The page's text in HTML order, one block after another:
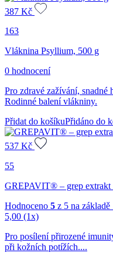
387 Kč
163
Vláknina Psyllium, 500 g
0 hodnocení
Pro zdravé zažívání,
Rodinné balení vlákniny.
Přidat do košíkuPřidáno do
537 Kč
55
GREPAVIT® – grep extrakt
Hodnoceno 5 z 5 na základě
5,00 (1x)
Pro posílení přirozené
při kožních potížích....